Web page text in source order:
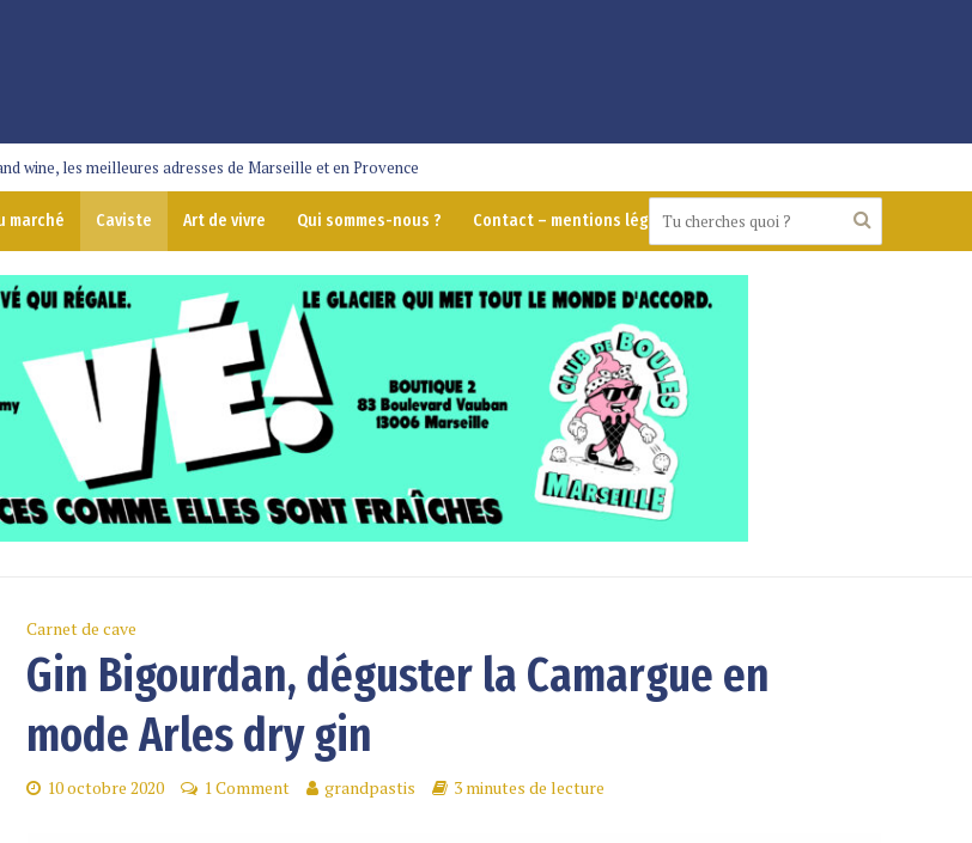
wine, les meilleures adresses de Marseille et en Provence
marché Caviste Art de vivre Qui sommes-nous ? Contact – mentions légales
Carnet de cave
Gin Bigourdan, déguster la Camargue en
mode Arles dry gin
10 octobre 2020 1 Comment grandpastis 3 minutes de lecture